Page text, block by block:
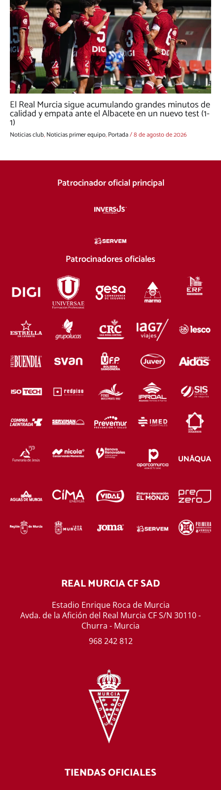
El Real Murcia sigue acumulando grandes minutos de
calidad y empata ante el Albacete en un nuevo test (1-
1)
Noticias club,Noticias primer equipo,Portada/8 de agosto de 2026
Patrocinador oficial principal
Patrocinadores oficiales
REAL MURCIA CF SAD
Estadio Enrique Roca de Murcia
Avda. de la Afición del Real Murcia CF S/N 30110 -
Churra - Murcia
968 242 812
TIENDAS OFICIALES